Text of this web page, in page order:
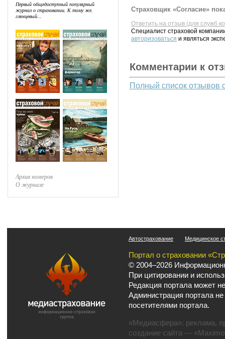
Первый общедоступный популярный
журнал о страховании. К тому же,
глянцевый...
Архив номеров
О журнале
Страховщик «Согласие»
Ответить на отзыв (для служб
Специалист страховой
авторизоваться и являться
Комментарии к
Полный список отзывов
Автострахование Медицинское
Портал о страховании
© 2004–2026
При цитировании и
Редакция портала может
Администрация портала
посетителями портала.
«Медиасфера»: реклама,
создание сайта —